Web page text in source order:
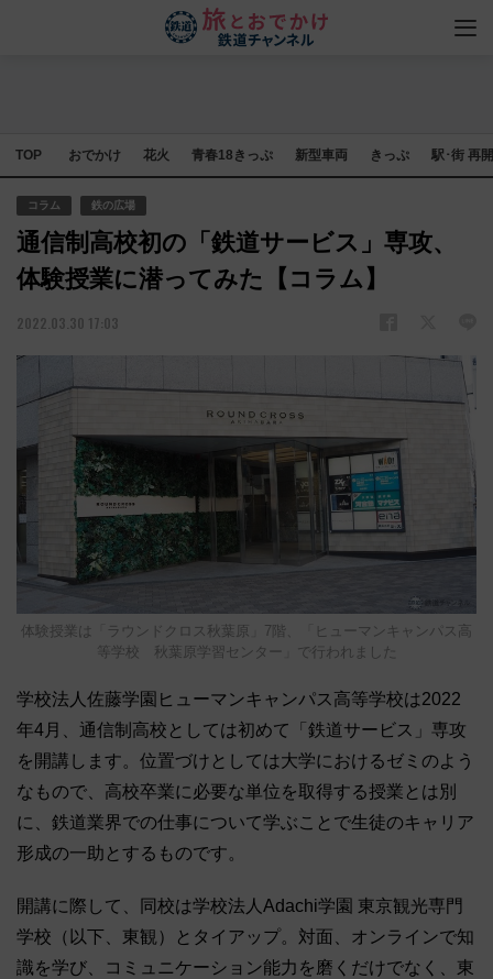
TOP おでかけ 花火 青春18きっぷ 新型車両 きっぷ 駅･街 再
コラム 鉄の広場
通信制高校初の「鉄道サービス」専攻、
体験授業に潜ってみた【コラム】
2022.03.30 17:03
体験授業は「ラウンドクロス秋葉原」7階、「ヒューマンキャンパス高
等学校 秋葉原学習センター」で行われました
学校法人佐藤学園ヒューマンキャンパス高等学校は2022
年4月、通信制高校としては初めて「鉄道サービス」専攻
を開講します。位置づけとしては大学におけるゼミのよう
なもので、高校卒業に必要な単位を取得する授業とは別
に、鉄道業界での仕事について学ぶことで生徒のキャリア
形成の一助とするものです。
開講に際して、同校は学校法人Adachi学園 東京観光専門
学校（以下、東観）とタイアップ。対面、オンラインで知
識を学び、コミュニケーション能力を磨くだけでなく、東